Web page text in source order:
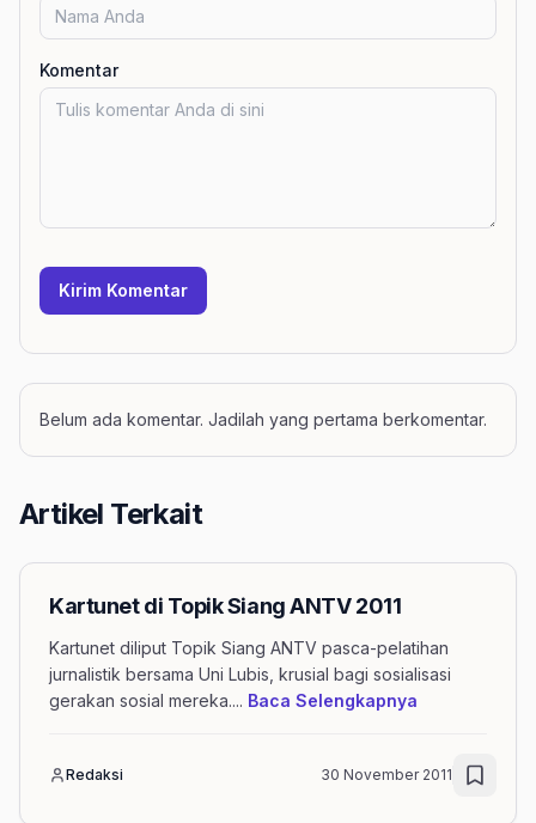
Komentar
Kirim Komentar
Belum ada komentar. Jadilah yang pertama berkomentar.
Artikel Terkait
Kartunet di Topik Siang ANTV 2011
Kartunet diliput Topik Siang ANTV pasca-pelatihan
jurnalistik bersama Uni Lubis, krusial bagi sosialisasi
gerakan sosial mereka.... Baca Selengkapnya
Redaksi 30 November 2011